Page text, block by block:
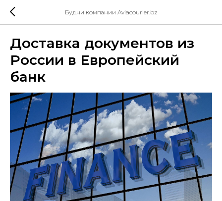
Будни компании Aviacourier.bz
Доставка документов из
России в Европейский
банк